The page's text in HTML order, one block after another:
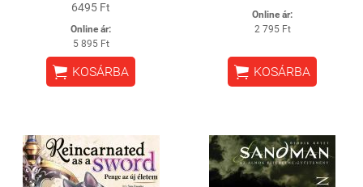
6495 Ft
Online ár:
5 895 Ft
 KOSÁRBA
Online ár:
2 795 Ft
 KOSÁRBA